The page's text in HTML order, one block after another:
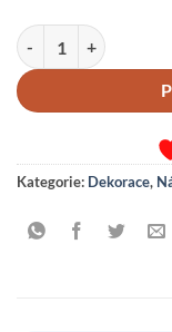
PROVÁZKOVÁ
Kategorie: Dekorace,